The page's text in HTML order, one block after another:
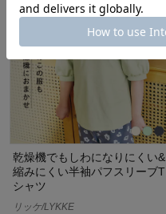
乾燥機でもしわになりにくい&
縮みにくい半袖パフスリーブT
シャツ
リッケ/LYKKE